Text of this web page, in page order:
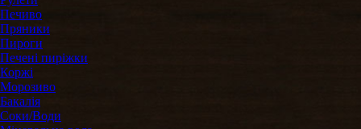
Печиво
Пряники
Пироги
Печені пиріжки
Коржі
Морозиво
Бакалія
Соки/Води